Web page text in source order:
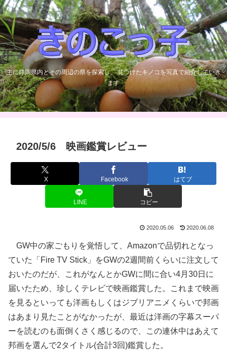
主に静岡県内とその周辺の県を探索し、 見つけたキノコを写真で紹介していき
ます
2020/5/6 映画鑑賞レビュー
X Facebook はてブ
LINE コピー
2020.05.06 2020.06.08
GW中の家ごもりを覚悟して、Amazonで品切れとなっ
ていた「Fire TV Stick」をGWの2週間前くらいに注文して
おいたのだが、これがなんとかGWに間に合い4月30日に
届いたため、珍しくテレビで映画鑑賞した。これまで映画
を見るといっても洋画もしくはジブリアニメくらいで邦画
はあまり見たことがなかったが、最近は洋画の字幕スーパ
ーを読むのも面倒くさく感じるので、この連休中はあえて
邦画を選んで2タイトル(合計3回)鑑賞した。